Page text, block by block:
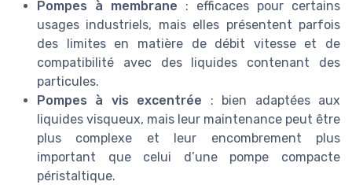
Pompes à membrane : efficaces pour certains
usages industriels, mais elles présentent parfois
des limites en matière de débit vitesse et de
compatibilité avec des liquides contenant des
particules.
Pompes à vis excentrée : bien adaptées aux
liquides visqueux, mais leur maintenance peut être
plus complexe et leur encombrement plus
important que celui d’une pompe compacte
péristaltique.